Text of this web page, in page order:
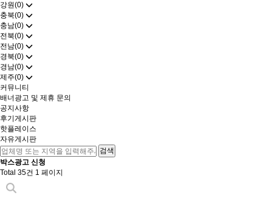
강원(0)
충북(0)
충남(0)
전북(0)
전남(0)
경북(0)
경남(0)
제주(0)
커뮤니티
배너광고 및 제휴 문의
공지사항
후기게시판
핫플레이스
자유게시판
박스광고 신청
Total 35건 1 페이지